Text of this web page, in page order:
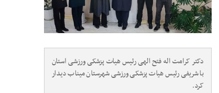
دکتر کرامت اله فتح الهی رئیس هیات پزشکی ورزشی استان
با شریفی رئیس هیات پزشکی ورزشی شهرستان میناب دیدار
کرد.